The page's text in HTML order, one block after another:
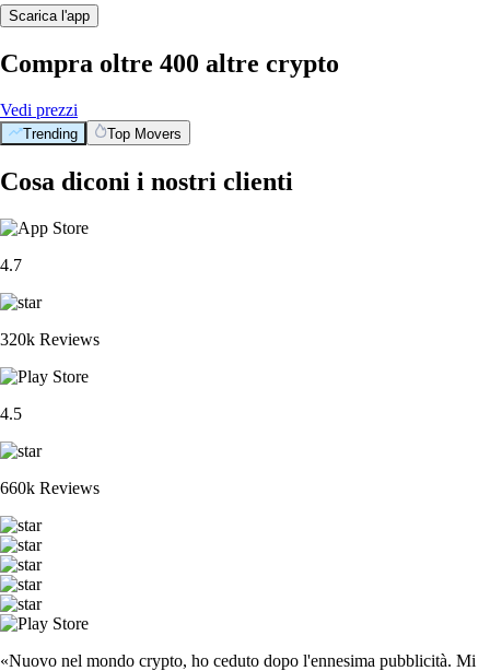
Scarica l'app
Compra oltre 400 altre crypto
Vedi prezzi
Trending Top Movers
Cosa diconi i nostri clienti
4.7
320k Reviews
4.5
660k Reviews
«Nuovo nel mondo crypto, ho ceduto dopo l'ennesima pubblicità. Mi